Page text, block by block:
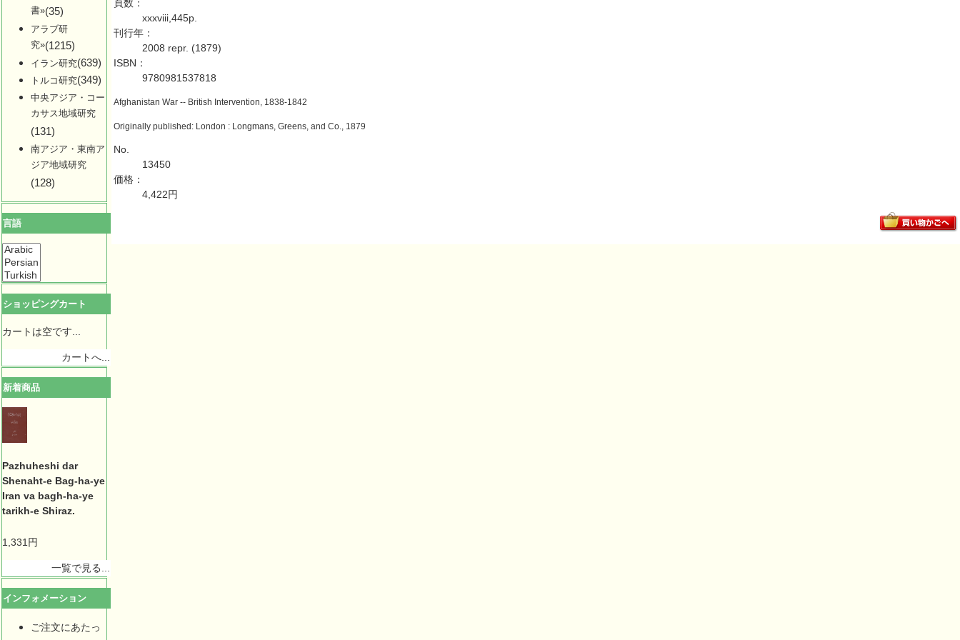
書»(35)
アラブ研
究»(1215)
イラン研究(639)
トルコ研究(349)
中央アジア・コー
カサス地域研究
(131)
南アジア・東南ア
ジア地域研究
(128)
言語
ショッピングカート
カートは空です...
カートへ...
新着商品
Pazhuheshi dar
Shenaht-e Bag-ha-ye
Iran va bagh-ha-ye
tarikh-e Shiraz.
1,331円
一覧で見る...
インフォメーション
ご注文にあたっ
頁数：
xxxviii,445p.
刊行年：
2008 repr. (1879)
ISBN：
9780981537818
Afghanistan War -- British Intervention, 1838-1842
Originally published: London : Longmans, Greens, and Co., 1879
No.
13450
価格：
4,422円